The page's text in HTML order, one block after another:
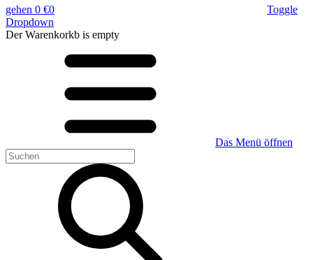
gehen 0 €0
Toggle
Dropdown
Der Warenkorkb is empty
Das Menü öffnen